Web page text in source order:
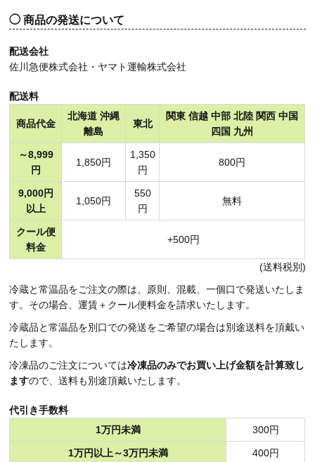
商品の発送について
配送会社
佐川急便株式会社・ヤマト運輸株式会社
配送料
商品代金
北海道 沖縄
離島
東北
関東 信越 中部 北陸 関西 中国
四国 九州
～8,999
円
1,850円
1,350
円
800円
9,000円
以上
1,050円
550
円
無料
クール便
料金
+500円
(送料税別)
冷蔵と常温品をご注文の際は、原則、混載、一個口で発送いたしま
す。その場合、運賃＋クール便料金を請求いたします。
冷蔵品と常温品を別口での発送をご希望の場合は別途送料を頂戴い
たします。
冷凍品のご注文については冷凍品のみでお買い上げ金額を計算致し
ますので、送料も別途頂戴いたします。
代引き手数料
1万円未満
300円
1万円以上～3万円未満 400円